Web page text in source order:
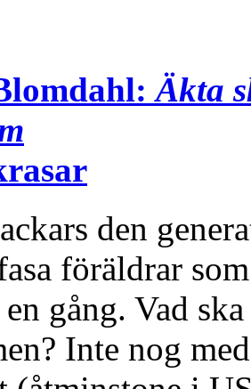
Äkta
den
föräldrar
gång. Vad
Inte nog